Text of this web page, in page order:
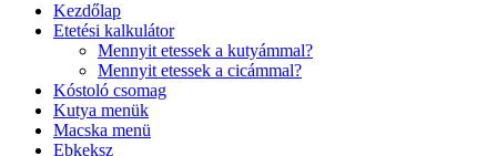
Kezdőlap
Etetési kalkulátor
Mennyit etessek a kutyámmal?
Mennyit etessek a cicámmal?
Kóstoló csomag
Kutya menük
Macska menü
Ebkeksz